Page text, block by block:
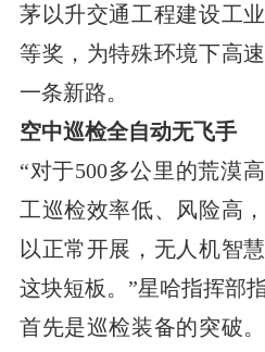
茅以升交通工程建设工
等奖，为特殊环境下高
一条新路。
空中巡检全自动无飞手
“对于500多公里的荒漠
工巡检效率低、风险高
以正常开展，无人机智
这块短板。”星哈指挥部
首先是巡检装备的突破